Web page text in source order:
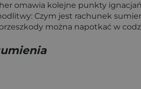
omawia kolejne punkty
Czym jest rachunek
można napotkać w